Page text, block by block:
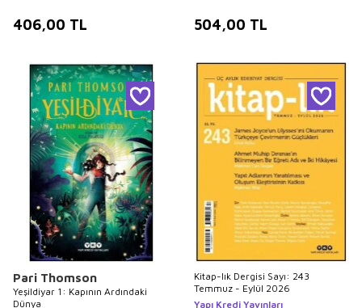
406,00 TL 504,00 TL
Pari Thomson
Yeşildiyar 1: Kapının Ardındaki
Dünya
Kitap-lık Dergisi Sayı: 243
Temmuz - Eylül 2026
Yapı Kredi Yayınları